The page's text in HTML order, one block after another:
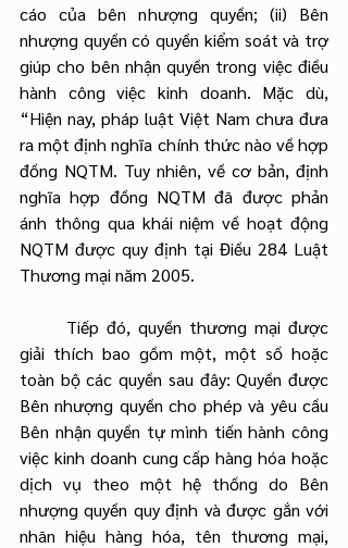
cáo của bên nhượng quyền; (ii) Bên
nhượng quyền có quyền kiểm soát và trợ
giúp cho bên nhận quyền trong việc điều
hành công việc kinh doanh. Mặc dù,
“Hiện nay, pháp luật Việt Nam chưa đưa
ra một định nghĩa chính thức nào về hợp
đồng NQTM. Tuy nhiên, về cơ bản, định
nghĩa hợp đồng NQTM đã được phản
ánh thông qua khái niệm về hoạt động
NQTM được quy định tại Điều 284 Luật
Thương mại năm 2005.
giải thích bao gồm một, một số hoặc
toàn bộ các quyền sau đây: Quyền được
Bên nhượng quyền cho phép và yêu cầu
Bên nhận quyền tự mình tiến hành công
việc kinh doanh cung cấp hàng hóa hoặc
dịch vụ theo một hệ thống do Bên
nhượng quyền quy định và được gắn với
nhãn hiệu hàng hóa, tên thương mại,